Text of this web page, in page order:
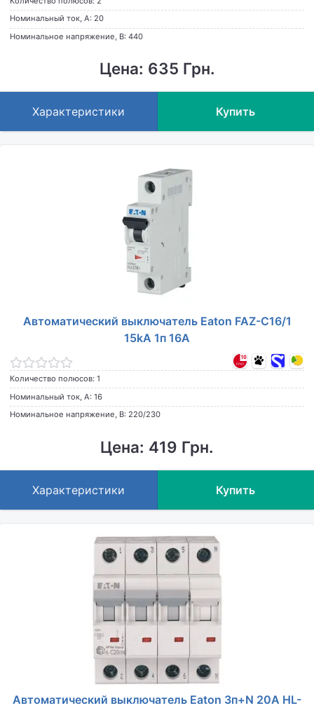
Номинальный ток, А: 20
Номинальное напряжение, В: 440
Цена: 635 Грн.
Характеристики Купить
Автоматический выключатель Eaton FAZ-C16/1
15kA 1п 16A
Количество полюсов: 1
Номинальный ток, А: 16
Номинальное напряжение, В: 220/230
Цена: 419 Грн.
Характеристики Купить
Автоматический выключатель Eaton 3п+N 20A HL-